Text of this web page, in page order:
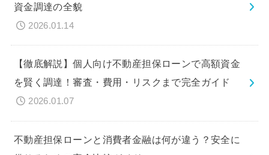
資金調達の全貌
2026.01.14
【徹底解説】個人向け不動産担保ローンで高額資金
を賢く調達！審査・費用・リスクまで完全ガイド
2026.01.07
不動産担保ローンと消費者金融は何が違う？安全に